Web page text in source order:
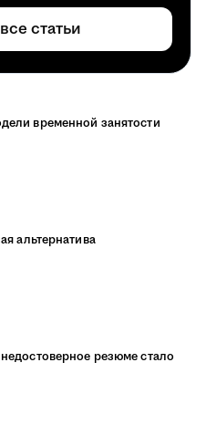
статьи
временной занятости
альтернатива
резюме стало